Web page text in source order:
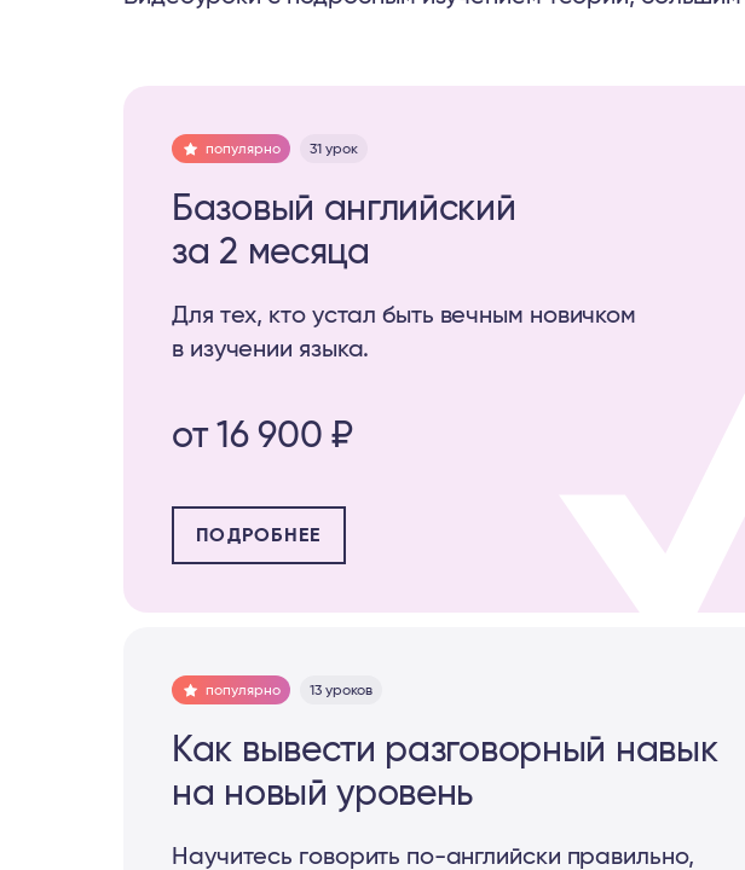
популярно 31 урок
Базовый английский
за 2 месяца
Для тех, кто устал быть вечным новичком
в изучении языка.
от 16 900 ₽
ПОДРОБНЕЕ
популярно 13 уроков
Как вывести разговорный навык
на новый уровень
Научитесь говорить по⁠-⁠английски правильно,